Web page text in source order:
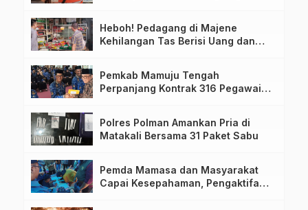
Heboh! Pedagang di Majene
Kehilangan Tas Berisi Uang dan
Pemkab Mamuju Tengah
Perpanjang Kontrak 316 Pegawai
Polres Polman Amankan Pria di
Matakali Bersama 31 Paket Sabu
Pemda Mamasa dan Masyarakat
Capai Kesepahaman, Pengaktifan